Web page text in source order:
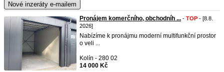
Nové inzeráty e-mailem
Pronájem komerčního, obchodníh ... - TOP - [8.8.
2026]
Nabízíme k pronájmu moderní multifunkční prostor
o veli ...
Kolín - 280 02
14 000 Kč